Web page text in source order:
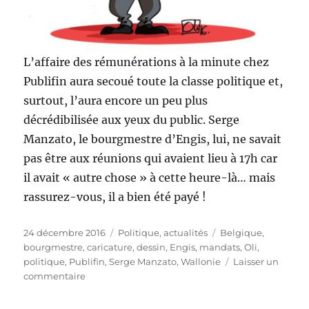
L’affaire des rémunérations à la minute chez
Publifin aura secoué toute la classe politique et,
surtout, l’aura encore un peu plus
décrédibilisée aux yeux du public. Serge
Manzato, le bourgmestre d’Engis, lui, ne savait
pas être aux réunions qui avaient lieu à 17h car
il avait « autre chose » à cette heure-là… mais
rassurez-vous, il a bien été payé !
Publié
le
24 décembre 2016 Catégories
Politique, actualités Étiquettes
Belgique,
bourgmestre,caricature,dessin, Engis, mandats,Oli,
politique, Publifin,Serge Manzato,Wallonie
Laisser un
commentairesur